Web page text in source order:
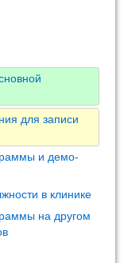
для записи
и демо-
в клинике
на другом